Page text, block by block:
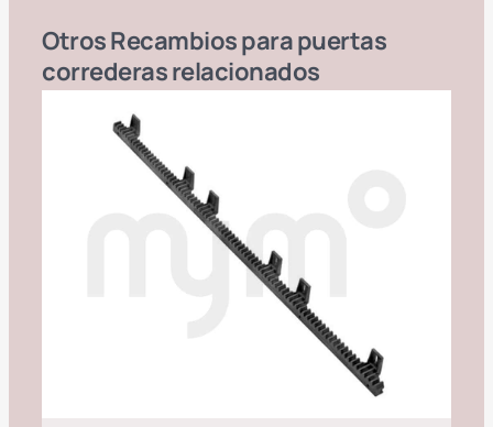
OtrosRecambios para puertas
correderasrelacionados